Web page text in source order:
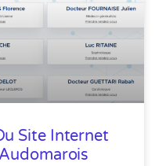
Site Internet